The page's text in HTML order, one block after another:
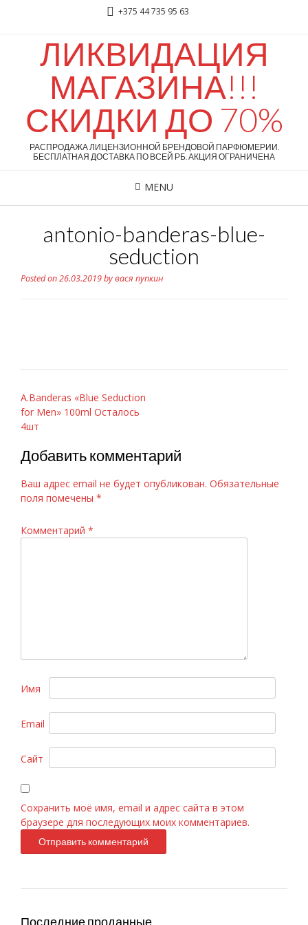
+375 44 735 95 63
ЛИКВИДАЦИЯ
МАГАЗИНА!!!
СКИДКИ ДО 70%
РАСПРОДАЖА ЛИЦЕНЗИОННОЙ БРЕНДОВОЙ ПАРФЮМЕРИИ.
БЕСПЛАТНАЯ ДОСТАВКА ПО ВСЕЙ РБ. АКЦИЯ ОГРАНИЧЕНА
MENU
antonio-banderas-blue-
seduction
Posted on26.03.2019byвася пупкин
Навигация
по
записям
A.Banderas «Blue Seduction
for Men» 100ml Осталось
4шт
Добавить комментарий
Ваш адрес email не будет опубликован. Обязательные
поля помечены *
Комментарий *
Имя
Email
Сайт
Сохранить моё имя, email и адрес сайта в этом
браузере для последующих моих комментариев.
Последние проданные
Paco Rabanne Invictus 100ml